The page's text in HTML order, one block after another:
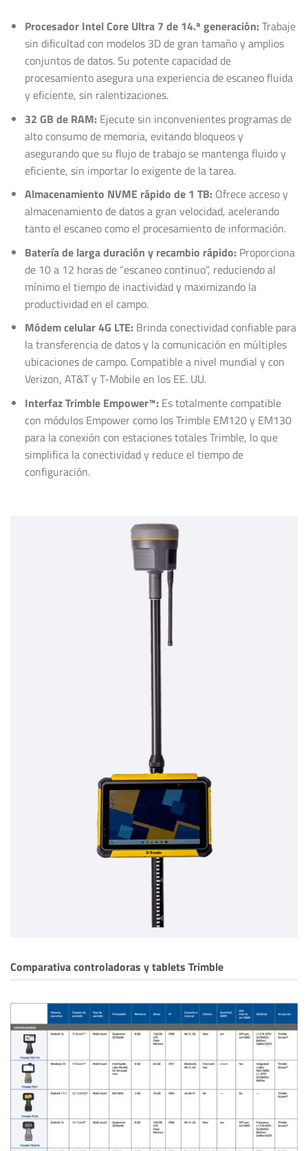
Procesador Intel Core Ultra 7 de 14.ª generación:Trabaje
sin dificultad con modelos 3D de gran tamaño y amplios
conjuntos de datos. Su potente capacidad de
procesamiento asegura una experiencia de escaneo fluida
y eficiente, sin ralentizaciones.
32 GB de RAM:Ejecute sin inconvenientes programas de
alto consumo de memoria, evitando bloqueos y
asegurando que su flujo de trabajo se mantenga fluido y
eficiente, sin importar lo exigente de la tarea.
Almacenamiento NVME rápido de 1 TB:Ofrece acceso y
almacenamiento de datos a gran velocidad, acelerando
tanto el escaneo como el procesamiento de información.
Batería de larga duración y recambio rápido:Proporciona
de 10 a 12 horas de “escaneo continuo”, reduciendo al
mínimo el tiempo de inactividad y maximizando la
productividad en el campo.
Módem celular 4G LTE:Brinda conectividad confiable para
la transferencia de datos y la comunicación en múltiples
ubicaciones de campo. Compatible a nivel mundial y con
Verizon, AT&T y T-Mobile en los EE. UU.
Interfaz Trimble Empower™:Es totalmente compatible
con módulos Empower como los Trimble EM120 y EM130
para la conexión con estaciones totales Trimble, lo que
simplifica la conectividad y reduce el tiempo de
configuración.
Comparativa controladoras y tablets Trimble